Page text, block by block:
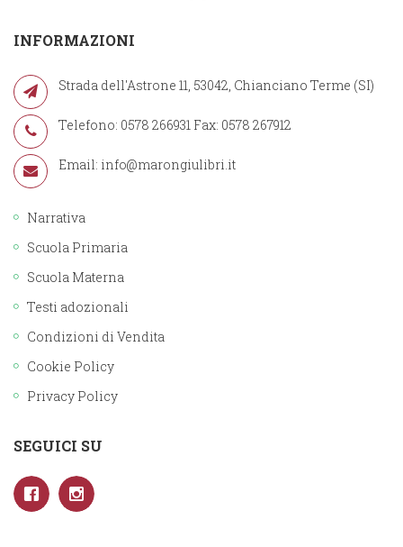
INFORMAZIONI
Strada dell'Astrone 11, 53042, Chianciano Terme (SI)
Telefono: 0578 266931 Fax: 0578 267912
Email: info@marongiulibri.it
Narrativa
Scuola Primaria
Scuola Materna
Testi adozionali
Condizioni di Vendita
Cookie Policy
Privacy Policy
SEGUICI SU